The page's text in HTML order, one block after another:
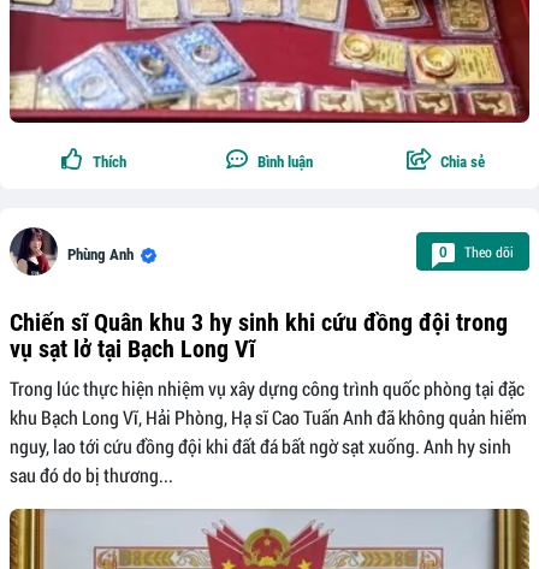
Thích Bình luận Chia sẻ
Phùng Anh 0 Theo dõi
Chiến sĩ Quân khu 3 hy sinh khi cứu đồng đội trong
vụ sạt lở tại Bạch Long Vĩ
Trong lúc thực hiện nhiệm vụ xây dựng công trình quốc phòng tại đặc
khu Bạch Long Vĩ, Hải Phòng, Hạ sĩ Cao Tuấn Anh đã không quản hiểm
nguy, lao tới cứu đồng đội khi đất đá bất ngờ sạt xuống. Anh hy sinh
sau đó do bị thương...